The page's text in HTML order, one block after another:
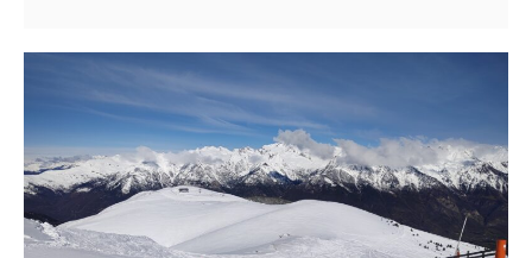
Gallinero